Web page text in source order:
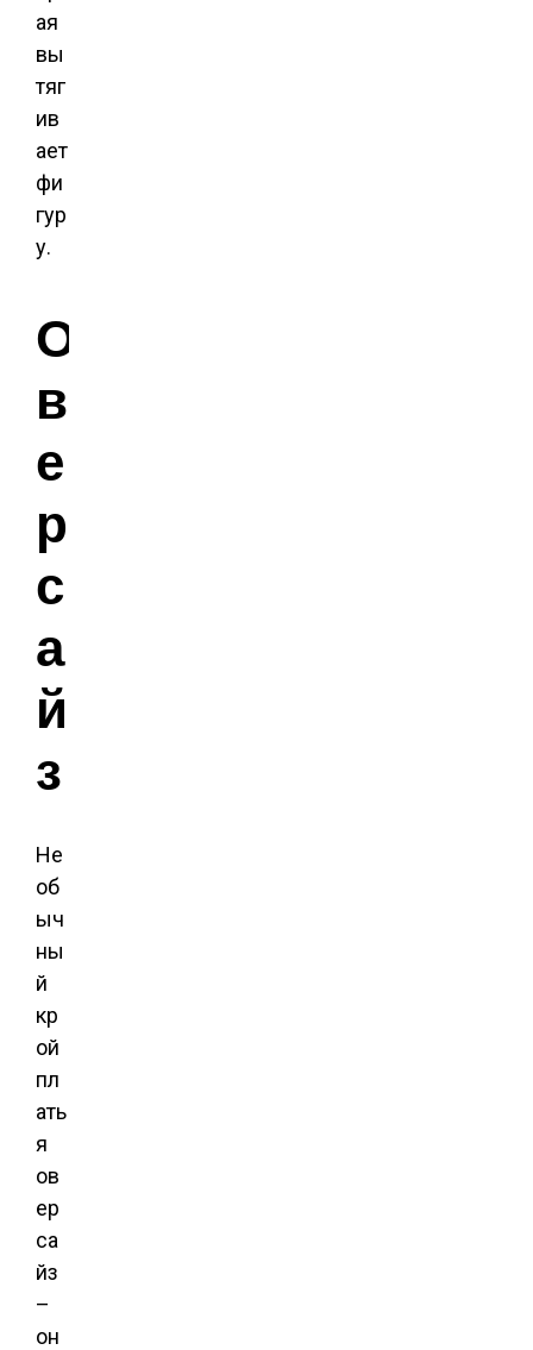
ая
вы
тяг
ив
ает
фи
гур
у.
О
в
е
р
с
а
й
з
Не
об
ыч
ны
й
кр
ой
пл
ать
я
ов
ер
са
йз
–
он